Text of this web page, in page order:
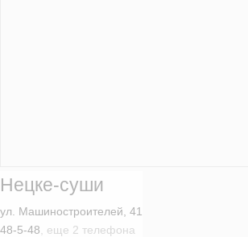
Нецке-суши
ул. Машиностроителей, 41
48-5-48 , еще 2 телефона